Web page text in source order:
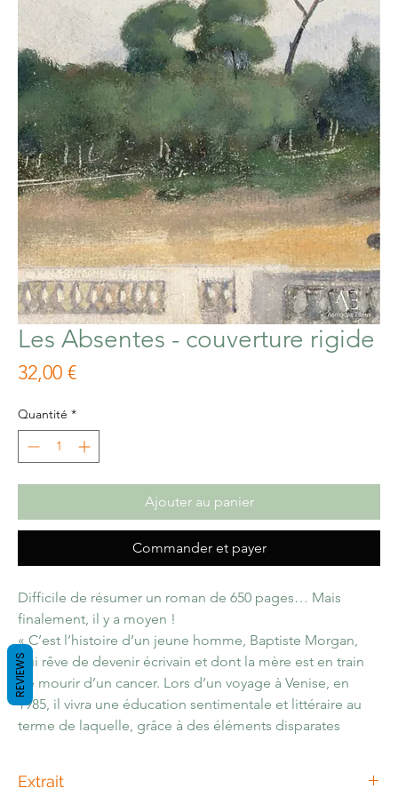
Les Absentes - couverture rigide
32,00 €Prix
Quantité *
Ajouter au panier
Commander et payer
Difficile de résumer un roman de 650 pages… Mais
finalement, il y a moyen !
« C’est l’histoire d’un jeune homme, Baptiste Morgan,
qui rêve de devenir écrivain et dont la mère est en train
de mourir d’un cancer. Lors d’un voyage à Venise, en
1985, il vivra une éducation sentimentale et littéraire au
terme de laquelle, grâce à des éléments disparates
d’un roman, apprivoiser l’absence. »
Extrait
REVIEWS